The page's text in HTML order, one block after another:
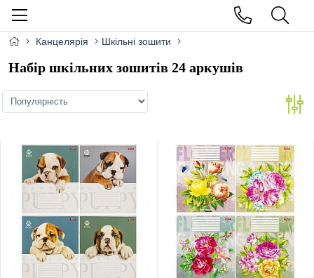
Канцелярія Шкільні зошити
Набір шкільних зошитів 24 аркушів